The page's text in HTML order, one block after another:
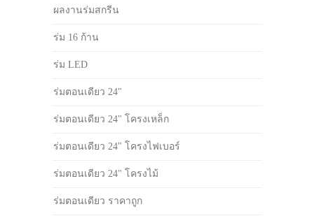
ผลงานร่มสกรีน
ร่ม 16 ก้าน
ร่ม LED
ร่มตอนเดียว 24"
ร่มตอนเดียว 24" โครงเหล็ก
ร่มตอนเดียว 24" โครงไฟเบอร์
ร่มตอนเดียว 24" โครงไม้
ร่มตอนเดียว ราคาถูก